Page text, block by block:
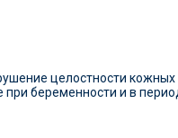
целостности
при беременности и в